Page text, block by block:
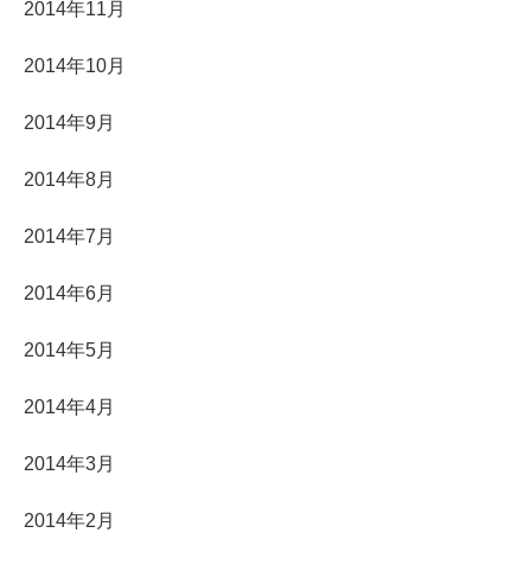
2014年11月
2014年10月
2014年9月
2014年8月
2014年7月
2014年6月
2014年5月
2014年4月
2014年3月
2014年2月